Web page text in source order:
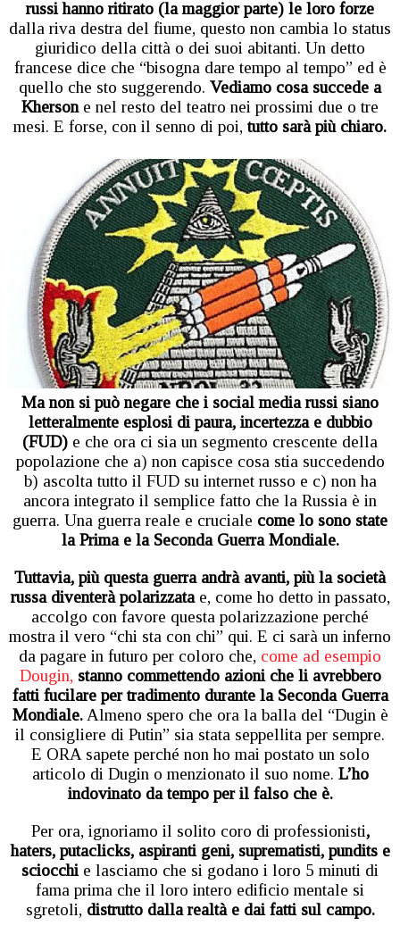
russi hanno ritirato (la maggior parte) le loro forze
dalla riva destra del fiume, questo non cambia lo status
giuridico della città o dei suoi abitanti. Un detto
francese dice che “bisogna dare tempo al tempo” ed è
quello che sto suggerendo. Vediamo cosa succede a
Kherson e nel resto del teatro nei prossimi due o tre
mesi. E forse, con il senno di poi, tutto sarà più chiaro.
Ma non si può negare che i social media russi siano
letteralmente esplosi di paura, incertezza e dubbio
(FUD) e che ora ci sia un segmento crescente della
popolazione che a) non capisce cosa stia succedendo
b) ascolta tutto il FUD su internet russo e c) non ha
ancora integrato il semplice fatto che la Russia è in
guerra. Una guerra reale e cruciale come lo sono state
la Prima e la Seconda Guerra Mondiale.
Tuttavia, più questa guerra andrà avanti, più la società
russa diventerà polarizzatae, come ho detto in passato,
accolgo con favore questa polarizzazione perché
mostra il vero “chi sta con chi” qui. E ci sarà un inferno
da pagare in futuro per coloro che, come ad esempio
Dougin, stanno commettendo azioni che li avrebbero
fatti fucilare per tradimento durante la Seconda Guerra
Mondiale.Almeno spero che ora la balla del “Dugin è
il consigliere di Putin” sia stata seppellita per sempre.
E ORA sapete perché non ho mai postato un solo
articolo di Dugin o menzionato il suo nome. L’ho
indovinato da tempo per il falso che è.
Per ora, ignoriamo il solito coro di professionisti,
haters, putaclicks, aspiranti geni, suprematisti, pundits e
sciocchi e lasciamo che si godano i loro 5 minuti di
fama prima che il loro intero edificio mentale si
sgretoli, distrutto dalla realtà e dai fatti sul campo.